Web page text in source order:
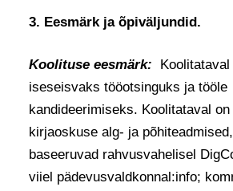
3. Eesmärk ja õpiväljundid.
Koolituse eesmärk:
iseseisvaks tööotsinguks ja tööle
kandideerimiseks. Koolitataval
kirjaoskuse alg- ja
baseeruvad rahvusvahelisel
viiel pädevusvaldkonnal:info;